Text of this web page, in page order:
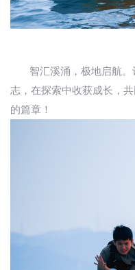
智汇溪涌，极地启航。
志，在探索中收获成长，
的篇章！